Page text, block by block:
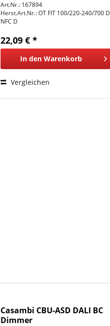
Schutzkennzeichen und weitere
Informationen: Siehe
www.osram.de
Art.Nr.: 167894
Herst.Art.Nr.:OT FIT 100/220-240/700 D
NFC D
22,09 € *
In den Warenkorb
Vergleichen
Casambi CBU-ASD DALI BC
Dimmer